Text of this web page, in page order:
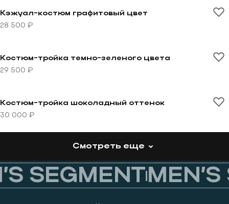
Перейти к товару Кэжуал-костюм графитовый цвет
Кэжуал-костюм графитовый цвет
28 500 ₽
Перейти к товару Костюм-тройка темно-зеленого
Костюм-тройка темно-зеленого цвета
29 500 ₽
Перейти к товару Костюм-тройка шоколадный
Костюм-тройка шоколадный оттенок
30 000 ₽
Смотреть еще
SEGMENTMEN’S